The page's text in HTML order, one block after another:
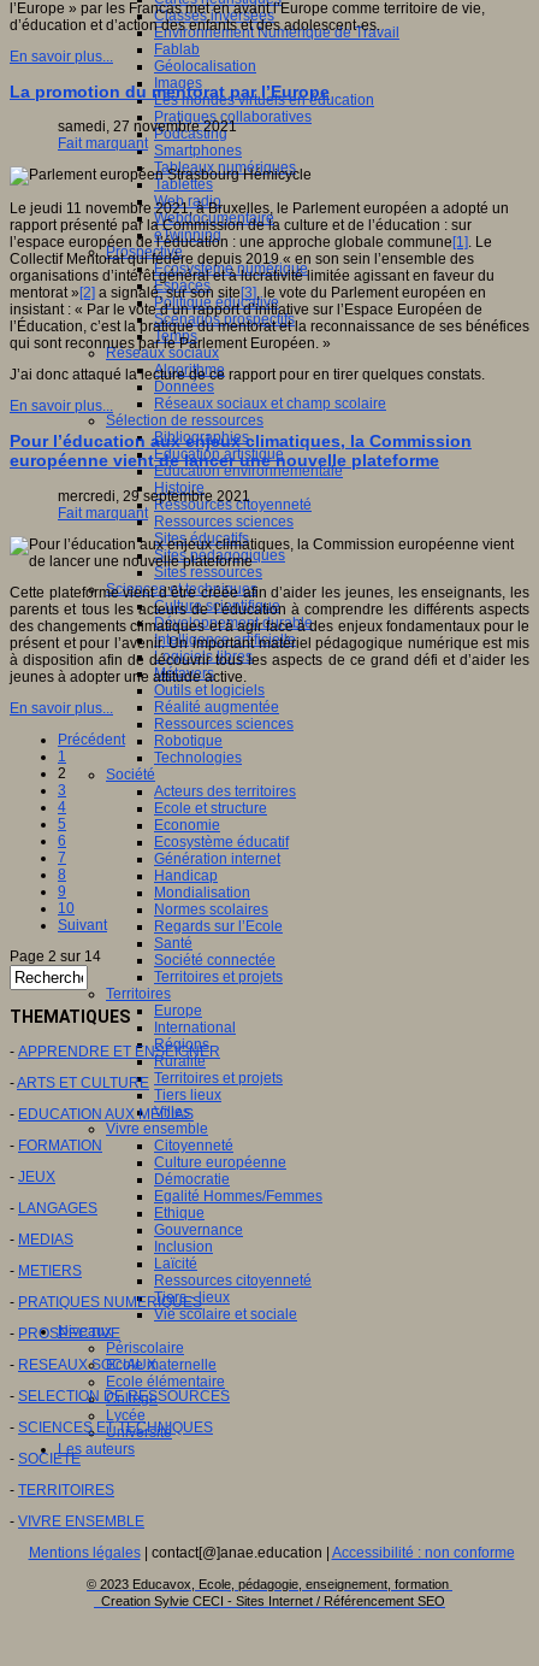
Classes inversées
Environnement Numérique de Travail
Fablab
Géolocalisation
Images
Les mondes virtuels en éducation
Pratiques collaboratives
Podcasting
Smartphones
Tableaux numériques
Tablettes
Web radio
Webdocumentaire
eTwinning
Prospective
Ecosystème numérique
Espaces
Politique éducative
Scénarios prospectifs
Temps
Réseaux sociaux
Algorithme
Données
Réseaux sociaux et champ scolaire
Sélection de ressources
Bibliographies
Education artistique
Education environnementale
Histoire
Ressources citoyenneté
Ressources sciences
Sites éducatifs
Sites pédagogiques
Sites ressources
Sciences et techniques
Culture scientifique
Développement durable
Intelligence artificielle
Logiciels libres
Métavers
Outils et logiciels
Réalité augmentée
Ressources sciences
Robotique
Technologies
Société
Acteurs des territoires
Ecole et structure
Economie
Ecosystème éducatif
Génération internet
Handicap
Mondialisation
Normes scolaires
Regards sur l’Ecole
Santé
Société connectée
Territoires et projets
Territoires
Europe
International
Régions
Ruralité
Territoires et projets
Tiers lieux
Villes
Vivre ensemble
Citoyenneté
Culture européenne
Démocratie
Egalité Hommes/Femmes
Ethique
Gouvernance
Inclusion
Laïcité
Ressources citoyenneté
Tiers - lieux
Vie scolaire et sociale
Niveaux
Périscolaire
Ecole maternelle
Ecole élémentaire
Collège
Lycée
Université
Les auteurs
l’Europe » par les Francas met en avant l’Europe comme territoire de vie,
d’éducation et d’action des enfants et des adolescent·es.
En savoir plus...
La promotion du mentorat par l’Europe
samedi, 27 novembre 2021
Fait marquant
Le jeudi 11 novembre 2021, à Bruxelles, le Parlement européen a adopté un
rapport présenté par la Commission de la culture et de l’éducation : sur
l’espace européen de l’éducation : une approche globale commune [1]. Le
Collectif Mentorat qui fédère depuis 2019 « en son sein l’ensemble des
organisations d’intérêt général et à lucrativité limitée agissant en faveur du
mentorat » [2] a signalé, sur son site [3], le vote du Parlement européen en
insistant : « Par le vote d’un rapport d’initiative sur l’Espace Européen de
l’Éducation, c’est la pratique du mentorat et la reconnaissance de ses bénéfices
qui sont reconnues par le Parlement Européen. »
J’ai donc attaqué la lecture de ce rapport pour en tirer quelques constats.
En savoir plus...
Pour l’éducation aux enjeux climatiques, la Commission
européenne vient de lancer une nouvelle plateforme
mercredi, 29 septembre 2021
Fait marquant
Cette plateforme vient d’être créée afin d’aider les jeunes, les enseignants, les
parents et tous les acteurs de l’éducation à comprendre les différents aspects
des changements climatiques et à agir face à des enjeux fondamentaux pour le
présent et pour l’avenir. Un important matériel pédagogique numérique est mis
à disposition afin de découvrir tous les aspects de ce grand défi et d’aider les
jeunes à adopter une attitude active.
En savoir plus...
Précédent
1
2
3
4
5
6
7
8
9
10
Suivant
Page 2 sur 14
THEMATIQUES
- APPRENDRE ET ENSEIGNER
-ARTS ET CULTURE
- EDUCATION AUX MEDIAS
- FORMATION
- JEUX
- LANGAGES
- MEDIAS
- METIERS
- PRATIQUES NUMERIQUES
- PROSPECTIVE
- RESEAUX SOCIAUX
- SELECTION DE RESSOURCES
- SCIENCES ET TECHNIQUES
- SOCIETE
- TERRITOIRES
- VIVRE ENSEMBLE
Mentions légales| contact[@]anae.education | Accessibilité : non conforme
© 2023 Educavox, Ecole, pédagogie, enseignement, formation
Creation Sylvie CECI - Sites Internet / Référencement SEO